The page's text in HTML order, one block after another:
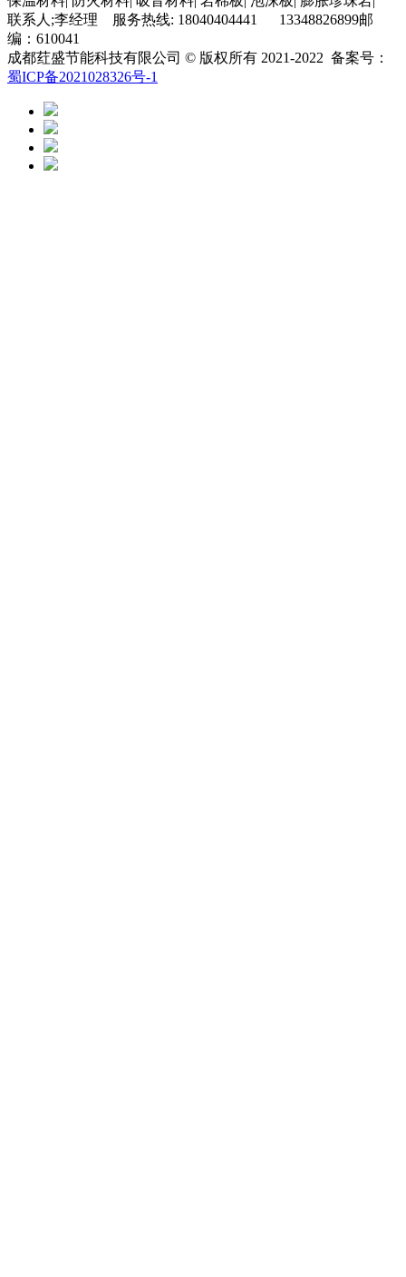
联系人;李经理 服务热线: 18040404441 13348826899邮
编：610041
成都荭盛节能科技有限公司 © 版权所有 2021-2022 备案号：
蜀ICP备2021028326号-1